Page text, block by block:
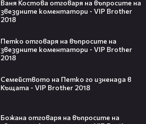
Ваня Костова отговаря на въпросите на
звездните коментатори - VIP Brother
2018
Петко отговаря на въпросите на
звездните коментатори - VIP Brother
2018
Семейството на Петко го изненада в
Къщата - VIP Brother 2018
Божана отговаря на въпросите на
„Ще се омъжиш ли за мен?“: Фен